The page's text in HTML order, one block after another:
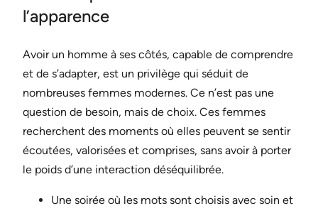
l’apparence
Avoir un homme à ses côtés, capable de comprendre
et de s’adapter, est un privilège qui séduit de
nombreuses femmes modernes. Ce n’est pas une
question de besoin, mais de choix. Ces femmes
recherchent des moments où elles peuvent se sentir
écoutées, valorisées et comprises, sans avoir à porter
le poids d’une interaction déséquilibrée.
Une soirée où les mots sont choisis avec soin et